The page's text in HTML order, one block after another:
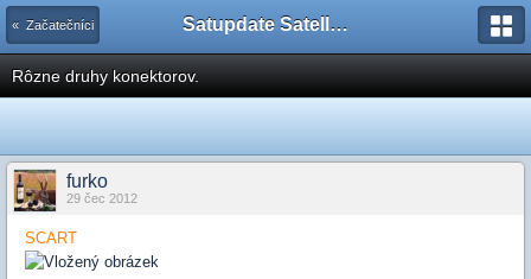
« Začatečníci Satupdate Satellite Support Project
Rôzne druhy konektorov.
furko
29 čec 2012
SCART